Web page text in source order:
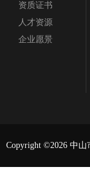
资质证书
人才资源
企业愿景
Copyright ©2026 中山